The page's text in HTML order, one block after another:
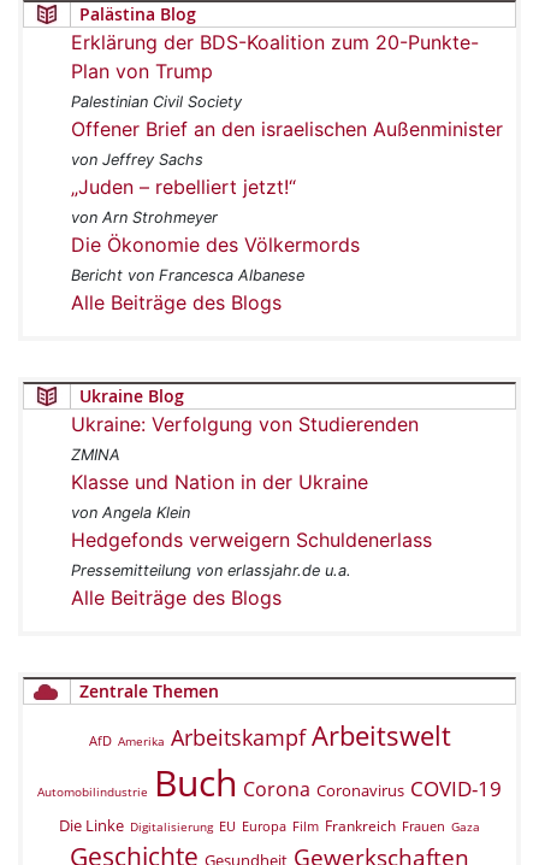
Palästina Blog
Erklärung der BDS-Koalition zum 20-Punkte-
Plan von Trump
Palestinian Civil Society
Offener Brief an den israelischen Außenminister
von Jeffrey Sachs
„Juden – rebelliert jetzt!“
von Arn Strohmeyer
Die Ökonomie des Völkermords
Bericht von Francesca Albanese
Alle Beiträge des Blogs
Ukraine Blog
Ukraine: Verfolgung von Studierenden
ZMINA
Klasse und Nation in der Ukraine
von Angela Klein
Hedgefonds verweigern Schuldenerlass
Pressemitteilung von erlassjahr.de u.a.
Alle Beiträge des Blogs
Zentrale Themen
AfD Amerika Arbeitskampf Arbeitswelt
Automobilindustrie Buch Corona Coronavirus COVID-19
Die Linke Digitalisierung EU Europa Film Frankreich Frauen Gaza
Geschichte Gesundheit Gewerkschaften